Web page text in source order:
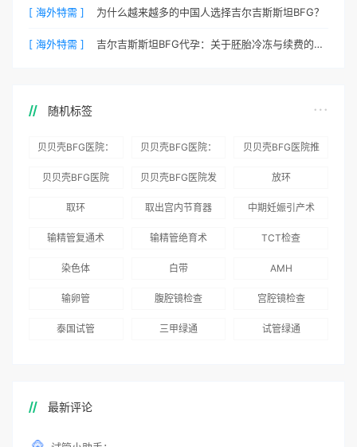
[ 海外特需 ] 为什么越来越多的中国人选择吉尔吉斯斯坦BFG？
[ 海外特需 ] 吉尔吉斯斯坦BFG代孕：关于胚胎冷冻与续费的说明
随机标签
贝贝壳BFG医院：
务
贝贝壳BFG医院：
术”和“法律支持”
贝贝壳BFG医院推
贝贝壳BFG医院
贝贝壳BFG医院发
国版）》
放环
取环 取出宫内节育器 中期妊娠引产术
输精管复通术 输精管绝育术 TCT检查
染色体 白带 AMH
输卵管 腹腔镜检查 宫腔镜检查
泰国试管 三甲绿通 试管绿通
最新评论